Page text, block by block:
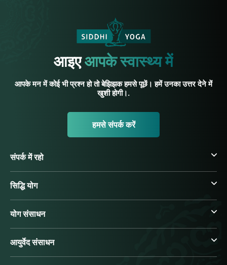
आइएआपके स्वास्थ्य में
आपके मन में कोई भी प्रश्न हो तो बेझिझक हमसे पूछें। हमें उनका उत्तर देने में
खुशी होगी।.
हमसे संपर्क करें
संपर्क में रहो
सिद्धि योग
योग संसाधन
आयुर्वेद संसाधन